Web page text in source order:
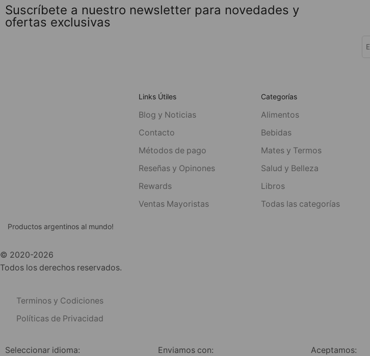
Suscríbete a nuestro newsletter para novedades y
ofertas exclusivas
Productos argentinos al mundo!
© 2020-2026
Todos los derechos reservados.
Terminos y Codiciones
Políticas de Privacidad
Links Útiles
Blog y Noticias
Contacto
Métodos de pago
Reseñas y Opinones
Rewards
Ventas Mayoristas
Categorías
Alimentos
Bebidas
Mates y Termos
Salud y Belleza
Libros
Todas las categorías
Seleccionar idioma: Enviamos con: Aceptamos: